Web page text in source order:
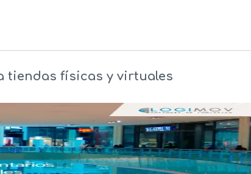
tiendas físicas y virtuales